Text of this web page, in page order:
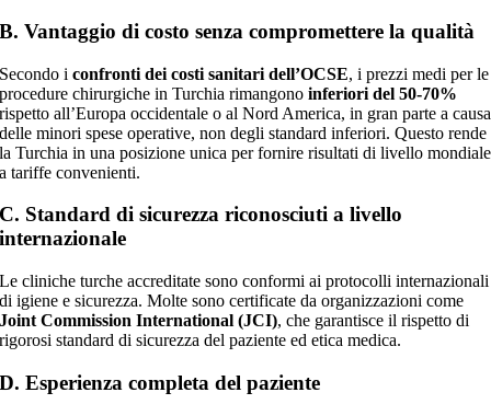
B. Vantaggio di costo senza compromettere la qualità
Secondo iconfronti dei costi sanitari dell’OCSE, i prezzi medi per le
procedure chirurgiche in Turchia rimangonoinferiori del 50-70%
rispetto all’Europa occidentale o al Nord America, in gran parte a causa
delle minori spese operative, non degli standard inferiori. Questo rende
la Turchia in una posizione unica per fornire risultati di livello mondiale
a tariffe convenienti.
C. Standard di sicurezza riconosciuti a livello
internazionale
Le cliniche turche accreditate sono conformi ai protocolli internazionali
di igiene e sicurezza. Molte sono certificate da organizzazioni come
Joint Commission International (JCI), che garantisce il rispetto di
rigorosi standard di sicurezza del paziente ed etica medica.
D. Esperienza completa del paziente